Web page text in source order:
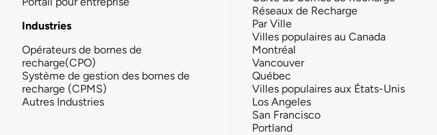
Industries
Opérateurs de bornes de
recharge(CPO)
Système de gestion des bornes de
recharge (CPMS)
Autres Industries
Réseaux de Recharge
Par Ville
Villes populaires au Canada
Montréal
Vancouver
Québec
Villes populaires aux États-Unis
Los Angeles
San Francisco
Portland